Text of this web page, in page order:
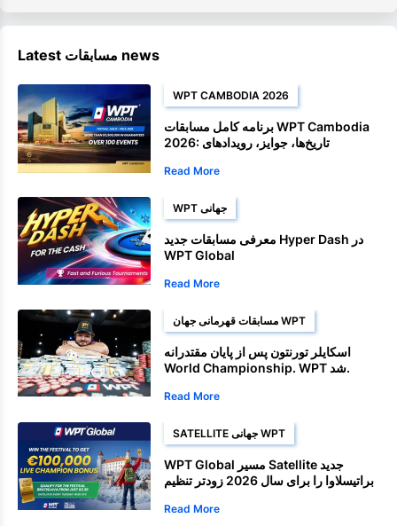
Latest مسابقات news
WPT CAMBODIA 2026
برنامه کامل مسابقات WPT Cambodia
2026: تاریخ‌ها، جوایز، رویدادهای
Read More
WPT جهانی
معرفی مسابقات جدید Hyper Dash در
WPT Global
Read More
مسابقات قهرمانی جهان WPT
اسکایلر تورنتون پس از پایان مقتدرانه
World Championship. WPT شد.
Read More
SATELLITE جهانی WPT
WPT Global مسیر Satellite جدید
براتیسلاوا را برای سال 2026 زودتر تنظیم
Read More